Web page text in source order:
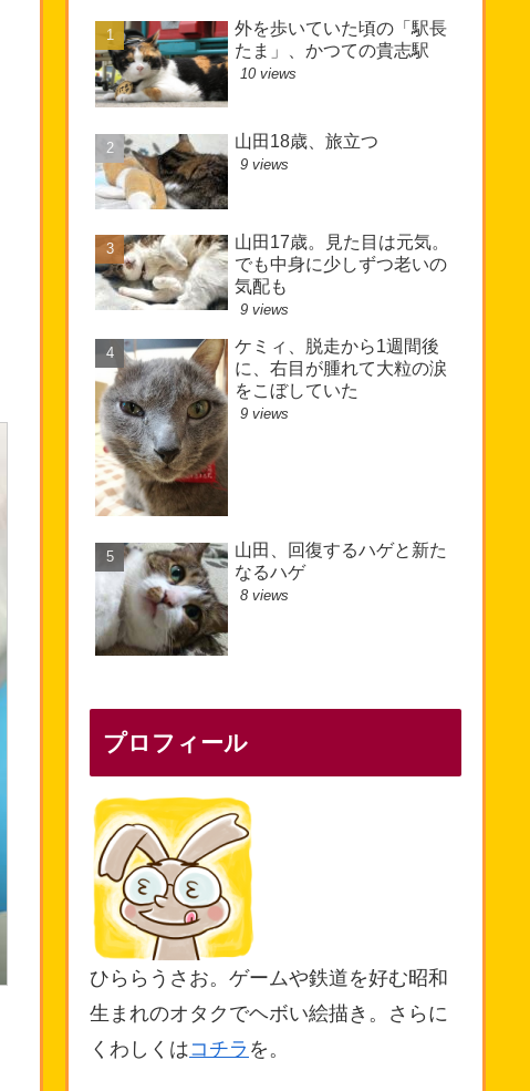
外を歩いていた頃の「駅長
たま」、かつての貴志駅
10 views
山田18歳、旅立つ
9 views
山田17歳。見た目は元気。
でも中身に少しずつ老いの
気配も
9 views
ケミィ、脱走から1週間後
に、右目が腫れて大粒の涙
をこぼしていた
9 views
山田、回復するハゲと新た
なるハゲ
8 views
プロフィール
ひららうさお。ゲームや鉄道を好む昭和
生まれのオタクでヘボい絵描き。さらに
くわしくはコチラ を。